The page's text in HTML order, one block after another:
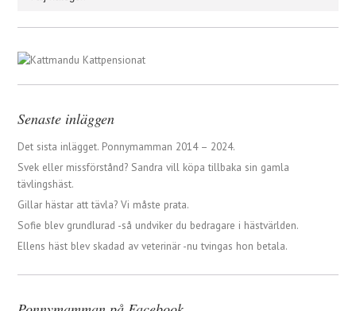
Senaste inläggen
Det sista inlägget. Ponnymamman 2014 – 2024.
Svek eller missförstånd? Sandra vill köpa tillbaka sin gamla
tävlingshäst.
Gillar hästar att tävla? Vi måste prata.
Sofie blev grundlurad -så undviker du bedragare i hästvärlden.
Ellens häst blev skadad av veterinär -nu tvingas hon betala.